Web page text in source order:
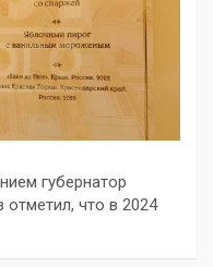
губернатор
что в 2024